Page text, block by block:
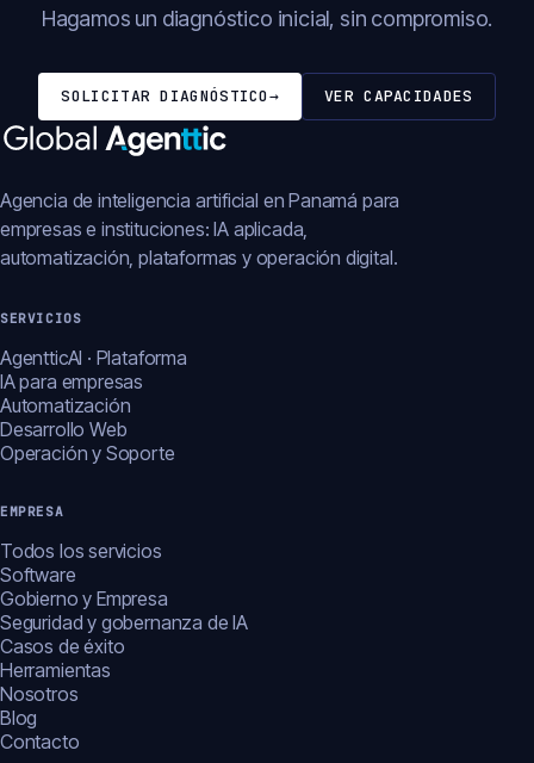
Hagamos un diagnóstico inicial, sin compromiso.
SOLICITAR DIAGNÓSTICO→ VER CAPACIDADES
Agencia de inteligencia artificial en Panamá para
empresas e instituciones: IA aplicada,
automatización, plataformas y operación digital.
SERVICIOS
AgentticAI · Plataforma
IA para empresas
Automatización
Desarrollo Web
Operación y Soporte
EMPRESA
Todos los servicios
Software
Gobierno y Empresa
Seguridad y gobernanza de IA
Casos de éxito
Herramientas
Nosotros
Blog
Contacto